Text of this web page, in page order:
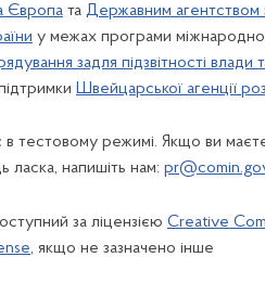
Європа та Державним агентством
у межах програми
задля підзвітності влади
Швейцарської агенції
в тестовому режимі. Якщо ви
ласка, напишіть нам:
за ліцензією Creative
, якщо не зазначено інше